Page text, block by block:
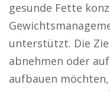
gesunde Fette
unterstützt. Die
abnehmen oder
aufbauen